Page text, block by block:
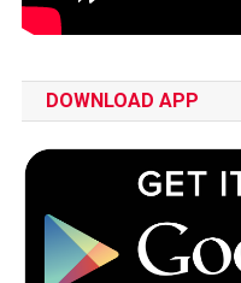
DOWNLOAD APP